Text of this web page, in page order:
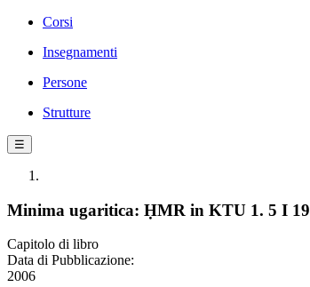
Corsi
Insegnamenti
Persone
Strutture
☰
Minima ugaritica: ḤMR in KTU 1. 5 I 19
Capitolo di libro
Data di Pubblicazione:
2006